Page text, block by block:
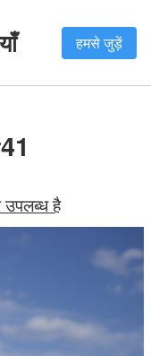
हमसे जुड़ें
उपलब्ध है